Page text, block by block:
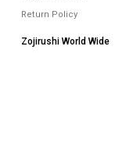
Return Policy
Zojirushi World Wide